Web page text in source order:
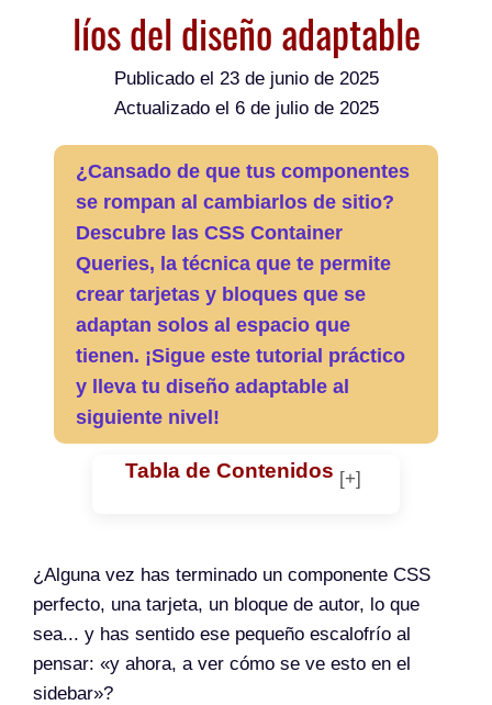
líos del diseño adaptable
Publicado el 23 de junio de 2025
Actualizado el 6 de julio de 2025
¿Cansado de que tus componentes
se rompan al cambiarlos de sitio?
Descubre las CSS Container
Queries, la técnica que te permite
crear tarjetas y bloques que se
adaptan solos al espacio que
tienen. ¡Sigue este tutorial práctico
y lleva tu diseño adaptable al
siguiente nivel!
Tabla de Contenidos
¿Alguna vez has terminado un componente CSS
perfecto, una tarjeta, un bloque de autor, lo que
sea... y has sentido ese pequeño escalofrío al
pensar: «y ahora, a ver cómo se ve esto en el
sidebar»?